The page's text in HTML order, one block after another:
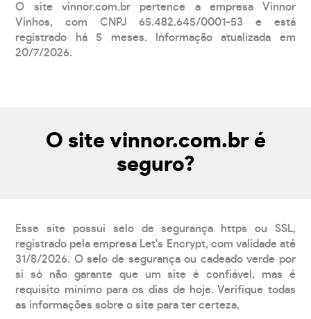
O site vinnor.com.br pertence a empresa Vinnor
Vinhos, com CNPJ 65.482.645/0001-53 e está
registrado há 5 meses. Informação atualizada em
20/7/2026.
O site vinnor.com.br é
seguro?
Esse site possui selo de segurança https ou SSL,
registrado pela empresa Let's Encrypt, com validade até
31/8/2026. O selo de segurança ou cadeado verde por
si só não garante que um site é confiável, mas é
requisito mínimo para os dias de hoje. Verifique todas
as informações sobre o site para ter certeza.